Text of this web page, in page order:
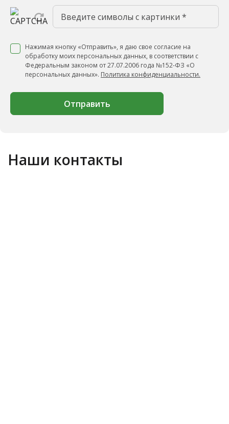
Нажимая кнопку «Отправить», я даю свое согласие на
обработку моих персональных данных, в соответствии с
Федеральным законом от 27.07.2006 года №152-ФЗ «О
персональных данных». Политика конфиденциальности.
Отправить
Наши контакты